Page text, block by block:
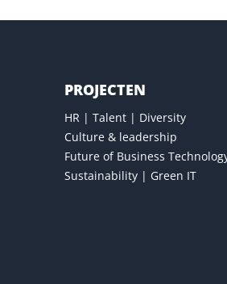
PROJECTEN
HR | Talent | Diversity
Culture & leadership
Future of Business
Sustainability | Green IT